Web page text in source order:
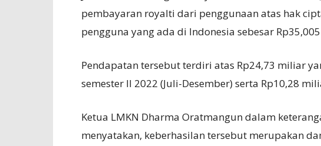
pembayaran royalti dari penggunaan atas hak
pengguna yang ada di Indonesia sebesar
Pendapatan tersebut terdiri atas Rp24,73 miliar
semester II 2022 (Juli-Desember) serta Rp10,28
Ketua LMKN Dharma Oratmangun dalam
menyatakan, keberhasilan tersebut merupakan